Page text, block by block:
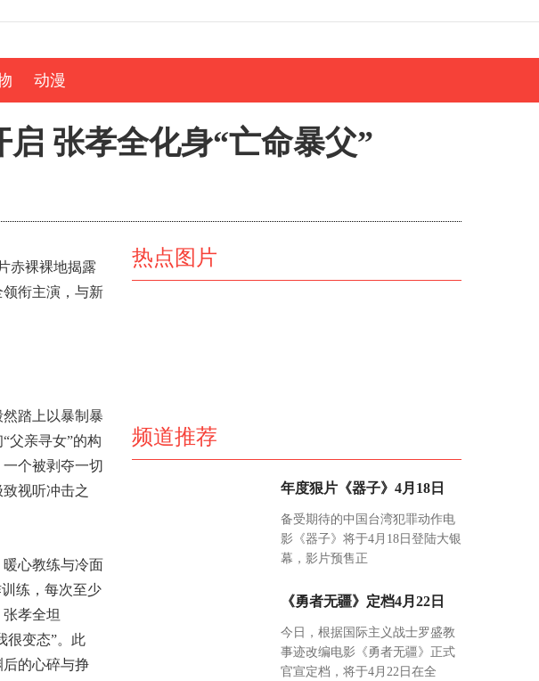
动漫
张孝全化身“亡命暴父”
赤裸裸地揭露
衔主演，与新
踏上以暴制暴
父亲寻女”的构
个被剥夺一切
视听冲击之
心教练与冷面
练，每次至少
孝全坦
很变态”。此
的心碎与挣
热点图片
频道推荐
年度狠片《器子》4月18日
备受期待的中国台湾犯罪动作电
影《器子》将于4月18日登陆大银
幕，影片预售正
《勇者无疆》定档4月22日
今日，根据国际主义战士罗盛教
事迹改编电影《勇者无疆》正式
官宣定档，将于4月22日在全